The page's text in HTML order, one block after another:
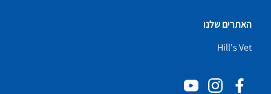
האתרים שלנו
Hill's Vet